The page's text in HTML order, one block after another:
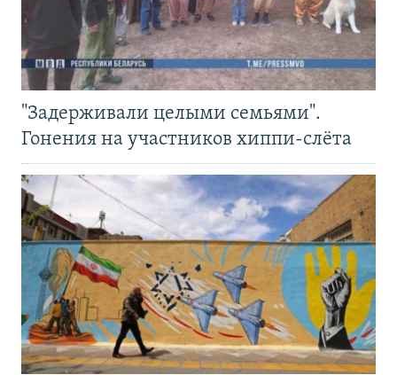
"Задерживали целыми семьями".
Гонения на участников хиппи-слёта